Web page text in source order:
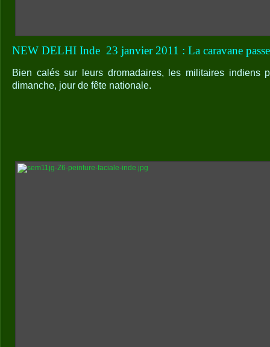
NEW DELHI Inde 23 janvier 2011 : La caravane
Bien calés sur leurs dromadaires, les militaires indiens
dimanche, jour de fête nationale.